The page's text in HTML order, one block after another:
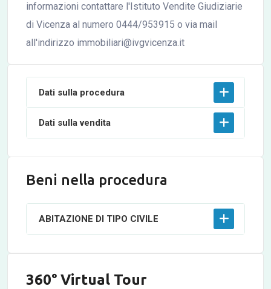
informazioni contattare l'Istituto Vendite Giudiziarie
di Vicenza al numero 0444/953915 o via mail
all'indirizzo immobiliari@ivgvicenza.it
Dati sulla procedura
Dati sulla vendita
Beni nella procedura
ABITAZIONE DI TIPO CIVILE
360° Virtual Tour